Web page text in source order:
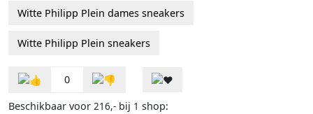
Witte Philipp Plein dames sneakers
Witte Philipp Plein sneakers
0
Beschikbaar voor 216,- bij 1 shop: